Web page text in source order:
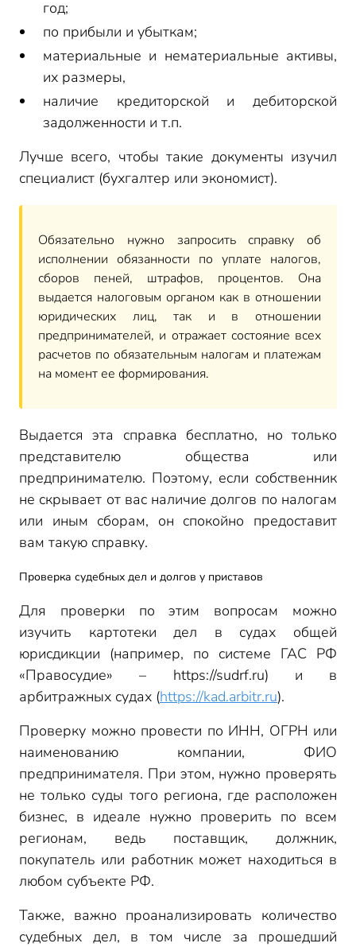
год;
по прибыли и убыткам;
материальные и нематериальные активы,
их размеры,
наличие кредиторской и дебиторской
задолженности и т.п.
Лучше всего, чтобы такие документы изучил
специалист (бухгалтер или экономист).
Обязательно нужно запросить справку об
исполнении обязанности по уплате налогов,
сборов пеней, штрафов, процентов. Она
выдается налоговым органом как в отношении
юридических лиц, так и в отношении
предпринимателей, и отражает состояние всех
расчетов по обязательным налогам и платежам
на момент ее формирования.
Выдается эта справка бесплатно, но только
представителю общества или
предпринимателю. Поэтому, если собственник
не скрывает от вас наличие долгов по налогам
или иным сборам, он спокойно предоставит
вам такую справку.
Проверка судебных дел и долгов у приставов
Для проверки по этим вопросам можно
изучить картотеки дел в судах общей
юрисдикции (например, по системе ГАС РФ
«Правосудие» – https://sudrf.ru) и в
арбитражных судах (https://kad.arbitr.ru).
Проверку можно провести по ИНН, ОГРН или
наименованию компании, ФИО
предпринимателя. При этом, нужно проверять
не только суды того региона, где расположен
бизнес, в идеале нужно проверить по всем
регионам, ведь поставщик, должник,
покупатель или работник может находиться в
любом субъекте РФ.
Также, важно проанализировать количество
судебных дел, в том числе за прошедший